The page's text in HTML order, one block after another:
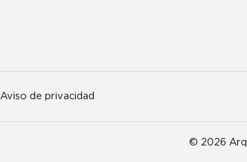
Aviso de privacidad
© 2026